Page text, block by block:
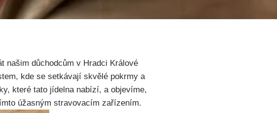
našim důchodcům v Hradci Králové
kde se setkávají skvělé pokrmy a
které tato jídelna nabízí, a objevíme,
úžasným stravovacím zařízením.